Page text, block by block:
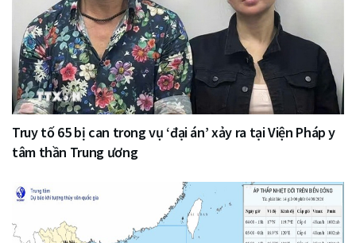
Truy tố 65 bị can trong vụ ‘đại án’ xảy ra tại Viện Pháp y
tâm thần Trung ương